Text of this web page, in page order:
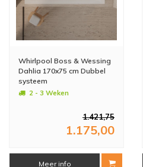
Whirlpool Boss & Wessing
Dahlia 170x75 cm Dubbel
systeem
2 - 3 Weken
1.421,75
1.175,00
Meer info